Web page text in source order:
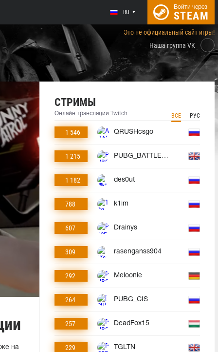
RU
Войти через
STEAM
Это не официальный сайт игры!
Наша группа VK
на
СТРИМЫ
Онлайн трансляции Twitch ВСЕ РУС
1 546 QRUSHcsgo
1 215 PUBG_BATTLEGROUNDS
1 182 des0ut
788 k1im
607 Drainys
309 rasenganss904
292 Meloonie
264 PUBG_CIS
257 DeadFox15
229 TGLTN